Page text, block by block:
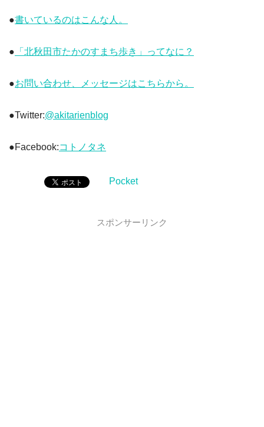
●書いているのはこんな人。
● 「北秋田市たかのすまち歩き」ってなに？
●お問い合わせ、メッセージはこちらから。
●Twitter:@akitarienblog
●Facebook:コトノタネ
Pocket
スポンサーリンク